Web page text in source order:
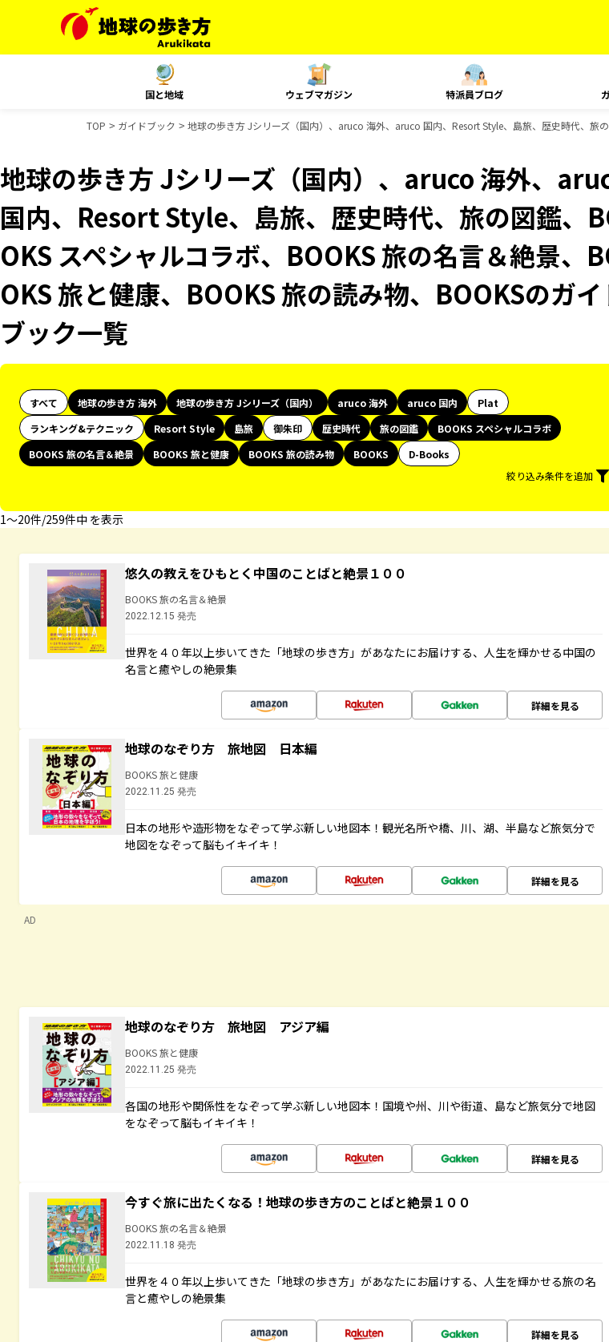
国と地域 ウェブマガジン 特派員ブログ
TOP ガイドブック 地球の歩き方 Jシリーズ（国内）、aruco 海外、aruco 国内、Resort Style、島旅、歴史時代、旅
地球の歩き方 Jシリーズ（国内）、aruco 海外、
国内、Resort Style、島旅、歴史時代、旅の図鑑、
OKS スペシャルコラボ、BOOKS 旅の名言＆絶景、
OKS 旅と健康、BOOKS 旅の読み物、BOOKSのガイ
ブック一覧
すべて 地球の歩き方 海外 地球の歩き方 Jシリーズ（国内） aruco 海外 aruco 国内
Plat
ランキング&テクニック
Resort Style 島旅 御朱印 歴史時代 旅の図鑑
BOOKS スペシャルコラボ
BOOKS 旅の名言＆絶景
BOOKS 旅と健康 BOOKS 旅の読み物 BOOKS
D-Books
絞り込み条件を追加
1〜20件/259件中 を表示
悠久の教えをひもとく中国のことばと絶景１００
BOOKS 旅の名言＆絶景
2022.12.15 発売
世界を４０年以上歩いてきた「地球の歩き方」があなたにお届けする、人生を輝かせる中国の
名言と癒やしの絶景集
詳細を見る
地球のなぞり方 旅地図 日本編
BOOKS 旅と健康
2022.11.25 発売
日本の地形や造形物をなぞって学ぶ新しい地図本！観光名所や橋、川、湖、半島など旅気分で
地図をなぞって脳もイキイキ！
詳細を見る
AD
地球のなぞり方 旅地図 アジア編
BOOKS 旅と健康
2022.11.25 発売
各国の地形や関係性をなぞって学ぶ新しい地図本！国境や州、川や街道、島など旅気分で地図
をなぞって脳もイキイキ！
詳細を見る
今すぐ旅に出たくなる！地球の歩き方のことばと絶景１００
BOOKS 旅の名言＆絶景
2022.11.18 発売
世界を４０年以上歩いてきた「地球の歩き方」があなたにお届けする、人生を輝かせる旅の名
言と癒やしの絶景集
詳細を見る